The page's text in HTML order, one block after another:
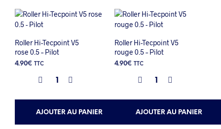
Roller Hi-Tecpoint V5
rose 0.5 – Pilot
4.90€ TTC
AJOUTER AU PANIER
Roller Hi-Tecpoint V5
rouge 0.5 – Pilot
4.90€ TTC
AJOUTER AU PANIER